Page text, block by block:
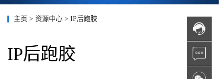
主页 > 资源中心 > IP后跑胶
IP后跑胶